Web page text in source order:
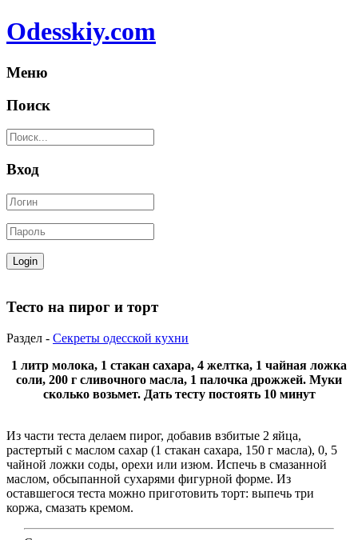
Odesskiy.com
Меню
Поиск
Вход
Тесто на пирог и торт
Раздел - Секреты одесской кухни
1 литр молока, 1 стакан сахара, 4 желтка, 1 чайная ложка
соли, 200 г сливочного масла, 1 палочка дрожжей. Муки
сколько возьмет. Дать тесту постоять 10 минут
Из части теста делаем пирог, добавив взбитые 2 яйца,
растертый с маслом сахар (1 стакан сахара, 150 г масла), 0, 5
чайной лож­ки соды, орехи или изюм. Испечь в смазан­ной
маслом, обсыпанной сухарями фигурной форме. Из
оставшегося теста можно приготовить торт: выпечь три
коржа, смазать кремом.